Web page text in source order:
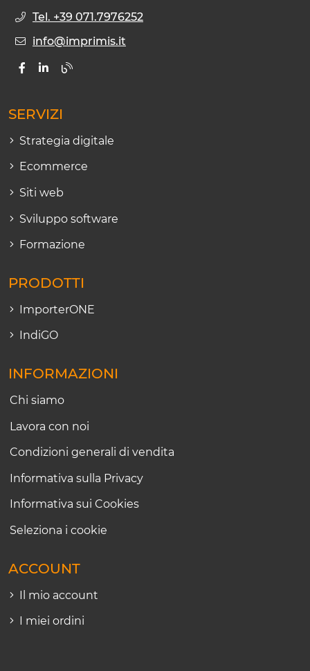
Tel. +39 071.7976252
info@imprimis.it
SERVIZI
Strategia digitale
Ecommerce
Siti web
Sviluppo software
Formazione
PRODOTTI
ImporterONE
IndiGO
INFORMAZIONI
Chi siamo
Lavora con noi
Condizioni generali di vendita
Informativa sulla Privacy
Informativa sui Cookies
Seleziona i cookie
ACCOUNT
Il mio account
I miei ordini